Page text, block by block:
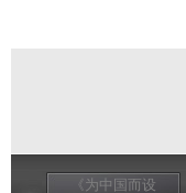
《为中国而设